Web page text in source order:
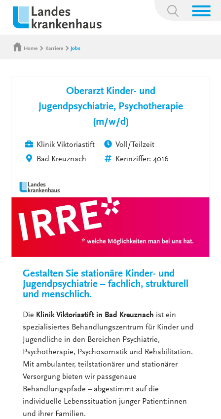
Suchbegriff:
Home Karriere Jobs
Oberarzt Kinder- und
Jugendpsychiatrie, Psychotherapie
(m/w/d)
Klinik Viktoriastift
Bad Kreuznach
Voll/Teilzeit
Kennziffer: 4016
Gestalten Sie stationäre Kinder- und
Jugendpsychiatrie – fachlich, strukturell
und menschlich.
Die Klinik Viktoriastift in Bad Kreuznach ist ein
spezialisiertes Behandlungszentrum für Kinder und
Jugendliche in den Bereichen Psychiatrie,
Psychotherapie, Psychosomatik und Rehabilitation.
Mit ambulanter, teilstationärer und stationärer
Versorgung bieten wir passgenaue
Behandlungspfade – abgestimmt auf die
individuelle Lebenssituation junger Patient:innen
und ihrer Familien.